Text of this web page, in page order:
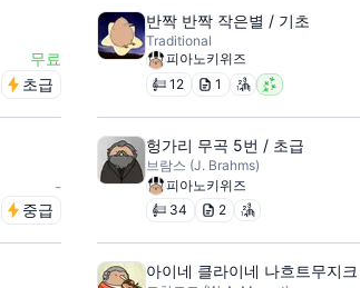
무료
초급
반짝 반짝 작은별 / 기초
Traditional
피아노키위즈
12 1
-
중급
헝가리 무곡 5번 / 초급
브람스 (J. Brahms)
피아노키위즈
34 2
아이네 클라이네 나흐트무지